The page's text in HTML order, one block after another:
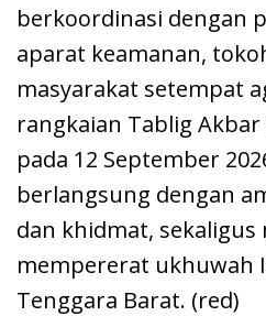
berkoordinasi dengan
aparat keamanan,
masyarakat setempat
rangkaian Tablig
pada 12 September
berlangsung dengan
dan khidmat,
mempererat ukhuwah
Tenggara Barat. (red)